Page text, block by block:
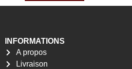
INFORMATIONS
A propos
Livraison